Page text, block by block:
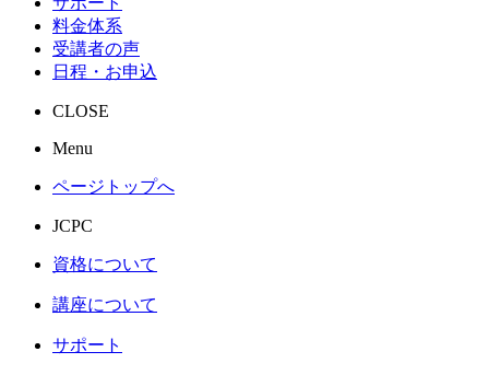
料金体系
受講者の声
日程・お申込
CLOSE
Menu
ページトップへ
JCPC
資格について
講座について
サポート